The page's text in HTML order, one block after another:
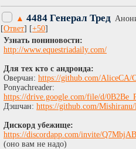
▲ 4484 Генерал Тред
[Ответ] [+50]
Узнать пониновости:
http://www.equestriadaily.com/
Для тех кто с андроида:
Оверчан: https://github.com/AliceCA/
Ponyachreader:
https://drive.google.com/file/d/
Дэшчан: https://github.com/Mishiranu/
Дискорд убежище:
https://discordapp.com/invite/Q7MbjAB
(оно вам не надо)